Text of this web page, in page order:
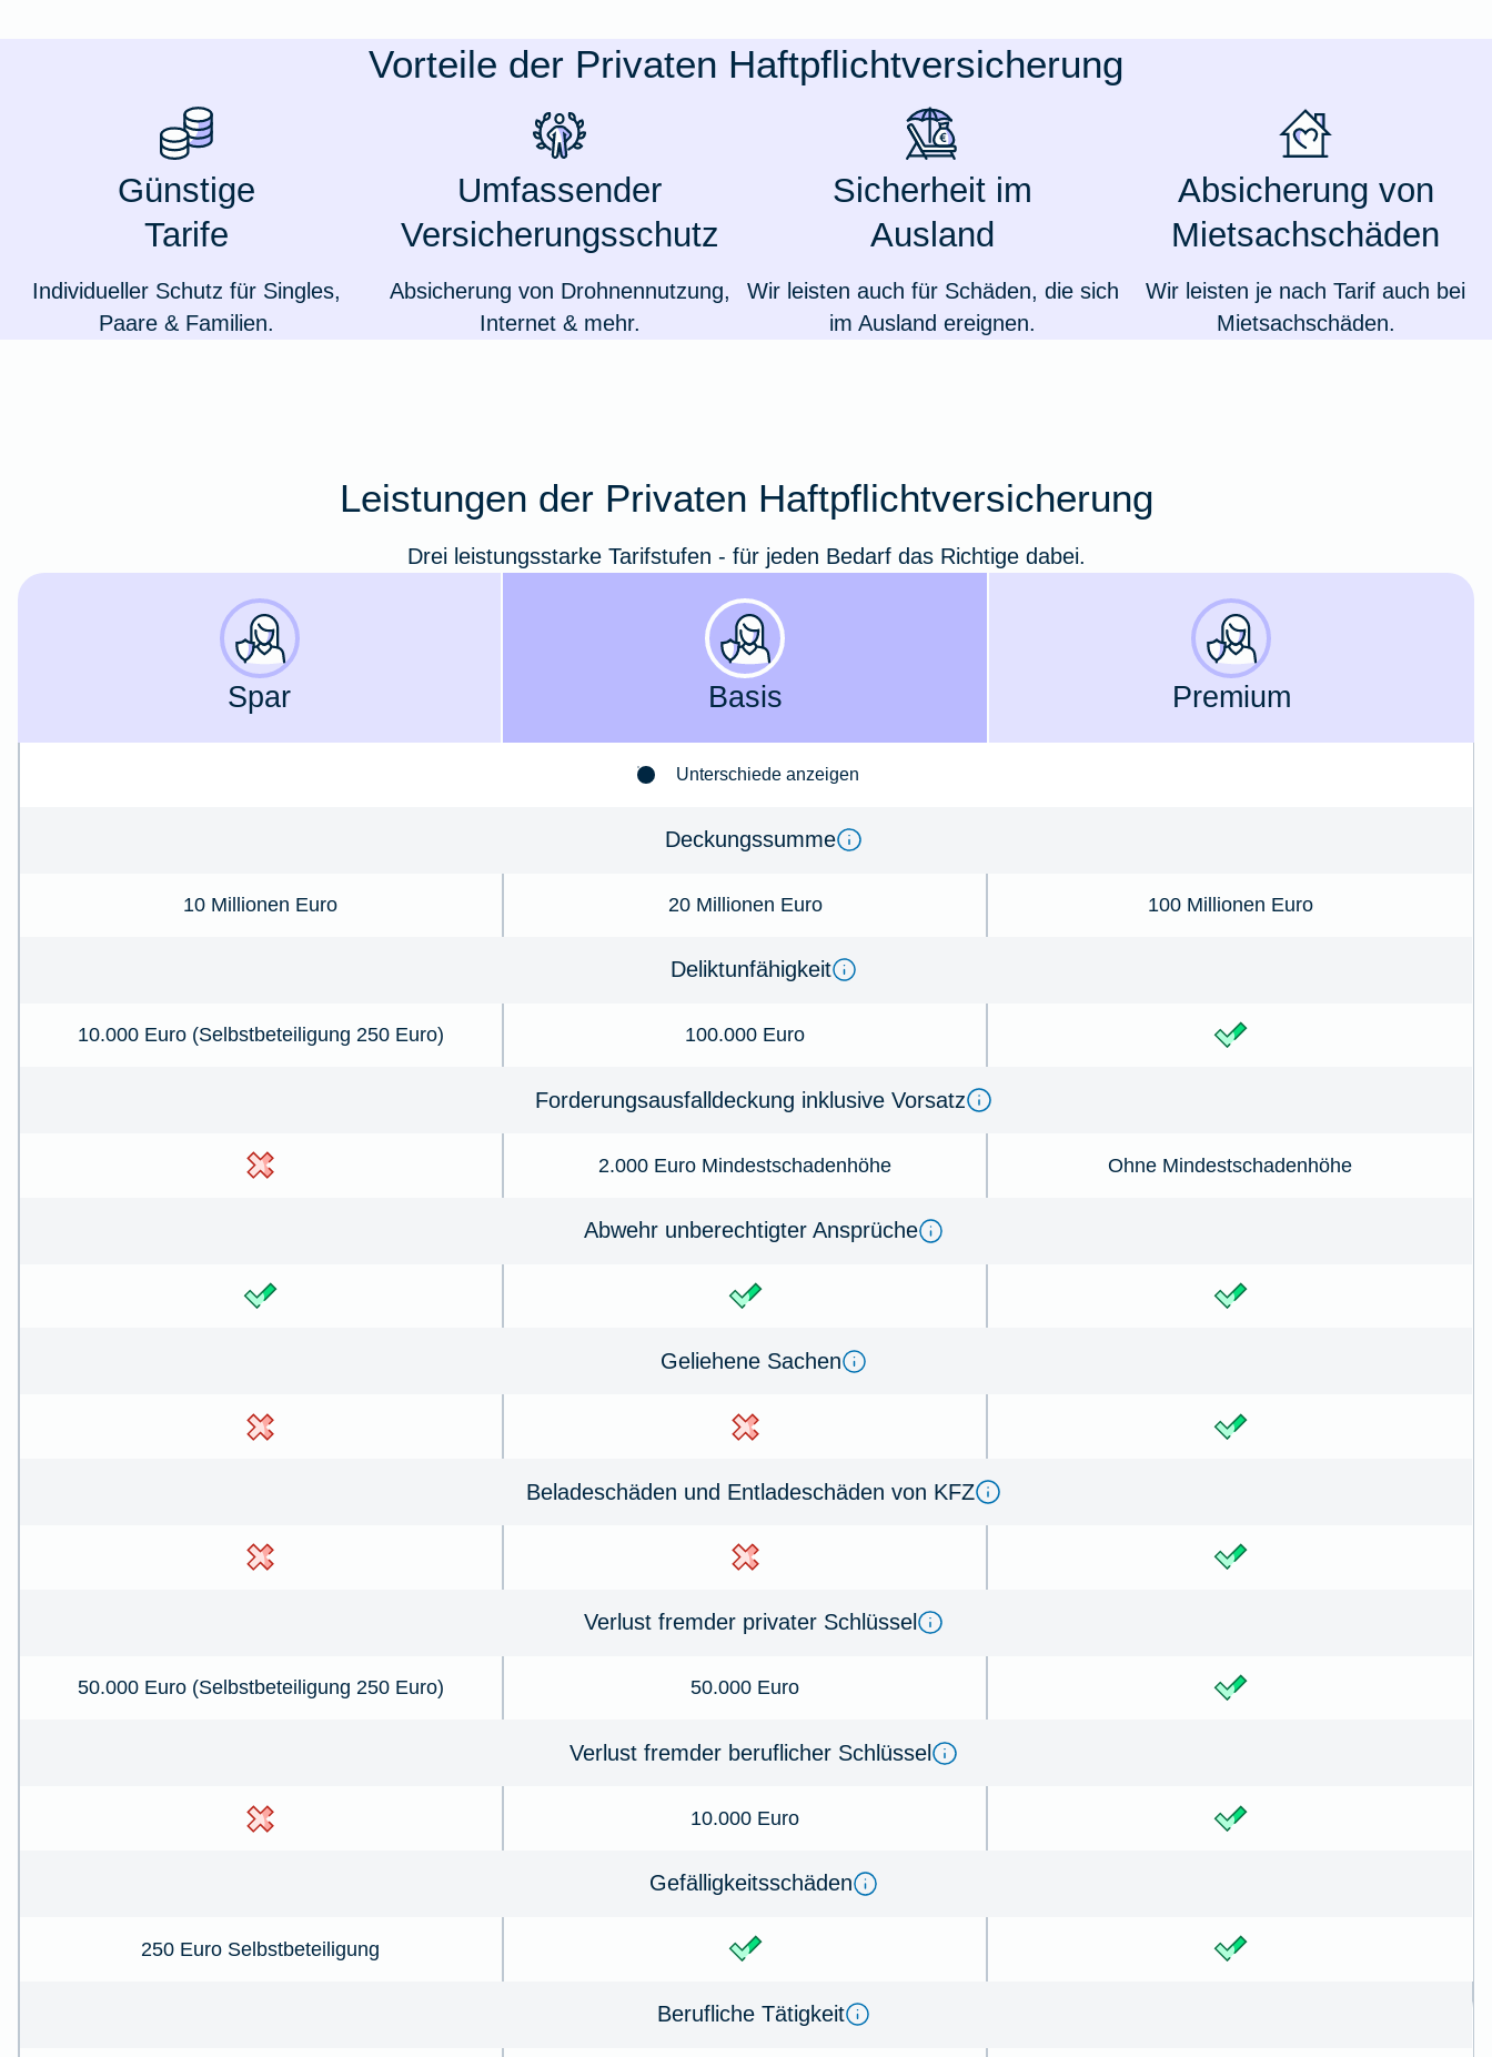
Oldtimersammlungsversicherung
Zur Produktübersicht
Vorteile der Privaten Haftpflichtversicherung
Günstige
Tarife
Individueller Schutz für Singles,
Paare & Familien.
Umfassender
Versicherungsschutz
Absicherung von Drohnennutzung,
Internet & mehr.
Sicherheit im
Ausland
Wir leisten auch für Schäden, die sich
im Ausland ereignen.
Absicherung von
Mietsachschäden
Wir leisten je nach Tarif auch bei
Mietsachschäden.
Leistungen der Privaten Haftpflichtversicherung
Drei leistungsstarke Tarifstufen - für jeden Bedarf das Richtige dabei.
Spar Basis Premium
Unterschiede anzeigen
Deckungssumme
10 Millionen Euro 20 Millionen Euro 100 Millionen Euro
Deliktunfähigkeit
10.000 Euro (Selbstbeteiligung 250 Euro) 100.000 Euro
Forderungsausfalldeckung inklusive Vorsatz
2.000 Euro Mindestschadenhöhe Ohne Mindestschadenhöhe
Abwehr unberechtigter Ansprüche
Geliehene Sachen
Beladeschäden und Entladeschäden von KFZ
Verlust fremder privater Schlüssel
50.000 Euro (Selbstbeteiligung 250 Euro) 50.000 Euro
Verlust fremder beruflicher Schlüssel
10.000 Euro
Gefälligkeitsschäden
250 Euro Selbstbeteiligung
Berufliche Tätigkeit